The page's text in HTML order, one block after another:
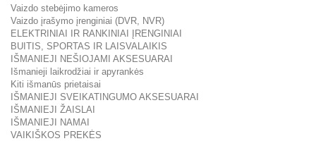
Vaizdo stebėjimo kameros
Vaizdo įrašymo įrenginiai (DVR, NVR)
ELEKTRINIAI IR RANKINIAI ĮRENGINIAI
BUITIS, SPORTAS IR LAISVALAIKIS
IŠMANIEJI NEŠIOJAMI AKSESUARAI
Išmanieji laikrodžiai ir apyrankės
Kiti išmanūs prietaisai
IŠMANIEJI SVEIKATINGUMO AKSESUARAI
IŠMANIEJI ŽAISLAI
IŠMANIEJI NAMAI
VAIKIŠKOS PREKĖS